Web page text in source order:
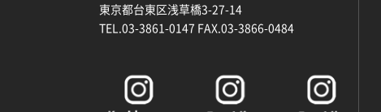
東京都台東区浅草橋3-27-14
TEL.03-3861-0147 FAX.03-3866-0484